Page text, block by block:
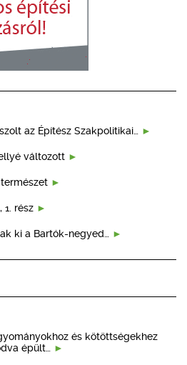
az Építész Szakpolitikai…
változott
rész
ki a Bartók-negyed…
és kötöttségekhez
épült…